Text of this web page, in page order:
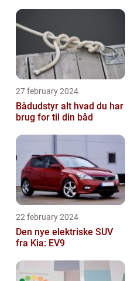
27 february 2024
Bådudstyr alt hvad du har
brug for til din båd
22 february 2024
Den nye elektriske SUV
fra Kia: EV9